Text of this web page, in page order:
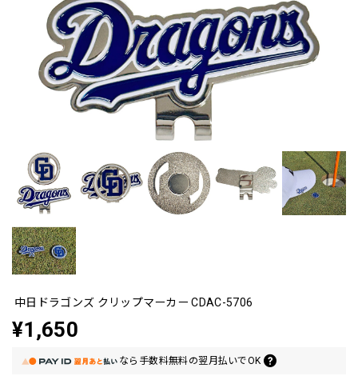
中日ドラゴンズ クリップマーカー CDAC-5706
¥1,650
なら 手数料無料の翌月払いでOK